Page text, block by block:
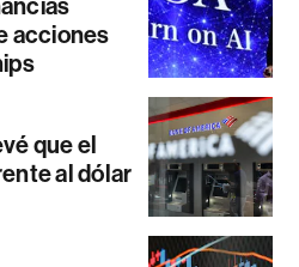
acciones
que el
al dólar